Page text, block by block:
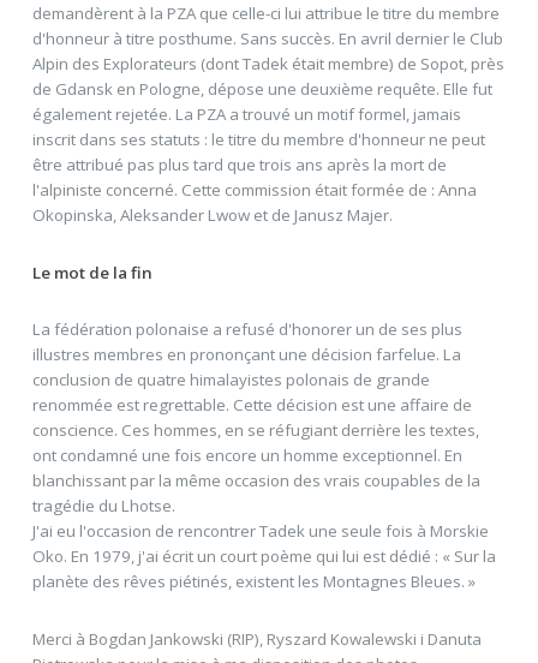
demandèrent à la PZA que celle-ci lui attribue le titre du membre
d'honneur à titre posthume. Sans succès. En avril dernier le Club
Alpin des Explorateurs (dont Tadek était membre) de Sopot, près
de Gdansk en Pologne, dépose une deuxième requête. Elle fut
également rejetée. La PZA a trouvé un motif formel, jamais
inscrit dans ses statuts : le titre du membre d'honneur ne peut
être attribué pas plus tard que trois ans après la mort de
l'alpiniste concerné. Cette commission était formée de : Anna
Okopinska, Aleksander Lwow et de Janusz Majer.
Le mot de la fin
La fédération polonaise a refusé d'honorer un de ses plus
illustres membres en prononçant une décision farfelue. La
conclusion de quatre himalayistes polonais de grande
renommée est regrettable. Cette décision est une affaire de
conscience. Ces hommes, en se réfugiant derrière les textes,
ont condamné une fois encore un homme exceptionnel. En
blanchissant par la même occasion des vrais coupables de la
tragédie du Lhotse.
J'ai eu l'occasion de rencontrer Tadek une seule fois à Morskie
Oko. En 1979, j'ai écrit un court poème qui lui est dédié : « Sur la
planète des rêves piétinés, existent les Montagnes Bleues. »
Merci à Bogdan Jankowski (RIP), Ryszard Kowalewski i Danuta